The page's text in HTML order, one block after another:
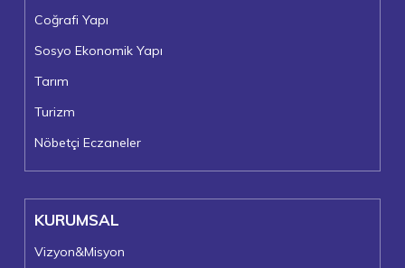
Coğrafi Yapı
Sosyo Ekonomik Yapı
Tarım
Turizm
Nöbetçi Eczaneler
KURUMSAL
Vizyon&Misyon